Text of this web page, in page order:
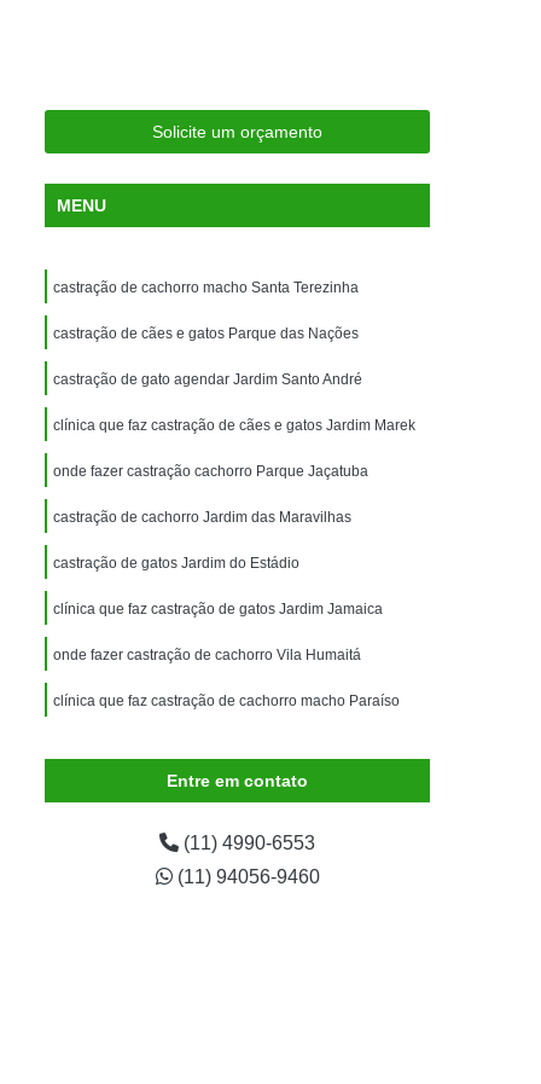
para Silvestres
para Animais Silvestres
Consulta para Animais Silvestres
Santo André
Veterinária para Animais Silvestres
Exame de Eletrocardiograma Veterinário
Exame de Imagem para Animais
Exame de Radiologia para Animais
Exame de Sangue para Animais
Exame para Animais
Exame para Animais São Caetano
Animal
para Cachorro
Internação para Gatos
Uti Veterinária
Internação Veterinária
Internação Veterinária São Caetano
Limpeza de Tártaro de Cães
Limpeza de Tártaro para Cães
São Caetano
Cachorro
Solicite um orçamento
MENU
castração de cachorro macho Santa Terezinha
castração de cães e gatos Parque das Nações
castração de gato agendar Jardim Santo André
clínica que faz castração de cães e gatos Jardim Marek
onde fazer castração cachorro Parque Jaçatuba
castração de cachorro Jardim das Maravilhas
castração de gatos Jardim do Estádio
clínica que faz castração de gatos Jardim Jamaica
onde fazer castração de cachorro Vila Humaitá
clínica que faz castração de cachorro macho Paraíso
Entre em contato
(11) 4990-6553
(11) 94056-9460